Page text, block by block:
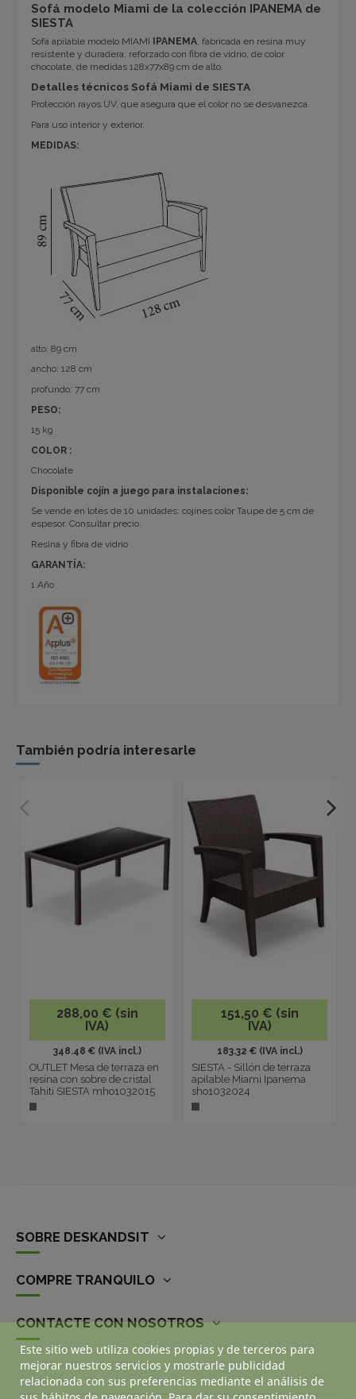
Sofá modelo Miami de la colección IPANEMA de
SIESTA
Sofá apilable modelo MIAMI IPANEMA , fabricada en resina muy
resistente y duradera, reforzado con fibra de vidrio, de color
chocolate, de medidas 128x77x89 cm de alto.
Detalles técnicos Sofá Miami de SIESTA
Protección rayos UV, que asegura que el color no se desvanezca.
Para uso interior y exterior.
MEDIDAS:
alto: 89 cm
ancho: 128 cm
profundo: 77 cm
PESO:
15 kg
COLOR :
Chocolate
Disponible cojín a juego para instalaciones:
Se vende en lotes de 10 unidades: cojínes color Taupe de 5 cm de
espesor. Consultar precio.
Resina y fibra de vidrio
GARANTÍA:
1 Año
También podría interesarle
288,00 € (sin
IVA)
348.48 € (IVA incl.)
OUTLET Mesa de terraza en
resina con sobre de cristal
Tahiti SIESTA mho1032015
151,50 € (sin
IVA)
183.32 € (IVA incl.)
SIESTA - Sillón de terraza
apilable Miami Ipanema
sho1032024
SOBRE DESKANDSIT
COMPRE TRANQUILO
CONTACTE CON NOSOTROS
Este sitio web utiliza cookies propias y de terceros para
mejorar nuestros servicios y mostrarle publicidad
relacionada con sus preferencias mediante el análisis de